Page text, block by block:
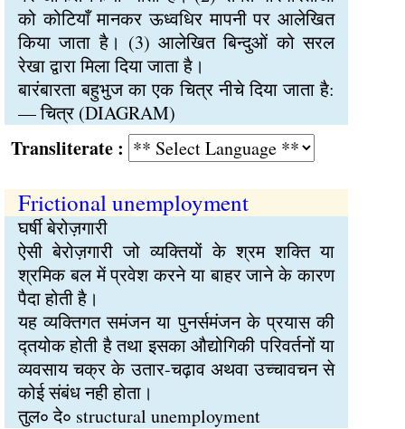
को कोटियाँ मानकर ऊध्वधिर मापनी पर आलेखित
किया जाता है। (3) आलेखित बिन्दुओं को सरल
रेखा द्वारा मिला दिया जाता है।
बारंबारता बहुभुज का एक चित्र नीचे दिया जाता है:
— चित्र (DIAGRAM)
:
Frictional unemployment
घर्षी बेरोज़गारी
ऐसी बेरोज़गारी जो व्यक्तियों के श्रम शक्ति या
श्रमिक बल में प्रवेश करने या बाहर जाने के कारण
पैदा होती है।
यह व्यक्तिगत समंजन या पुनर्समंजन के प्रयास की
द्तयोक होती है तथा इसका औद्योगिकी परिवर्तनों या
व्यवसाय चक्र के उतार-चढ़ाव अथवा उच्चावचन से
कोई संबंध नही होता।
तुल∘ दे∘ structural unemployment